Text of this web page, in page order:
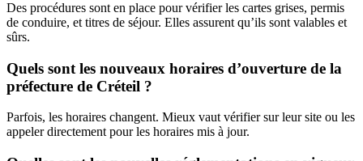
Des procédures sont en place pour vérifier les cartes grises, permis
de conduire, et titres de séjour. Elles assurent qu’ils sont valables et
sûrs.
Quels sont les nouveaux horaires d’ouverture de la
préfecture de Créteil ?
Parfois, les horaires changent. Mieux vaut vérifier sur leur site ou les
appeler directement pour les horaires mis à jour.